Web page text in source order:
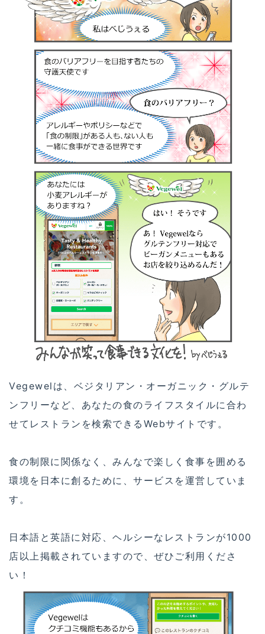
Vegewelは、ベジタリアン・オーガニック・グルテ
ンフリーなど、あなたの食のライフスタイルに合わ
せてレストランを検索できるWebサイトです。
食の制限に関係なく、みんなで楽しく食事を囲める
環境を日本に創るために、サービスを運営していま
す。
日本語と英語に対応、ヘルシーなレストランが1000
店以上掲載されていますので、ぜひご利用くださ
い！